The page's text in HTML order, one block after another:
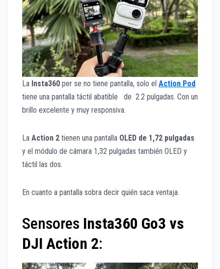
La Insta360 per se no tiene pantalla, solo el Action Pod
tiene una pantalla táctil abatible de 2.2 pulgadas. Con un
brillo excelente y muy responsiva.
La Action 2 tienen una pantalla OLED de 1,72 pulgadas
y el módulo de cámara 1,32 pulgadas también OLED y
táctil las dos.
En cuanto a pantalla sobra decir quién saca ventaja.
Sensores Insta360 Go3 vs
DJI Action 2: